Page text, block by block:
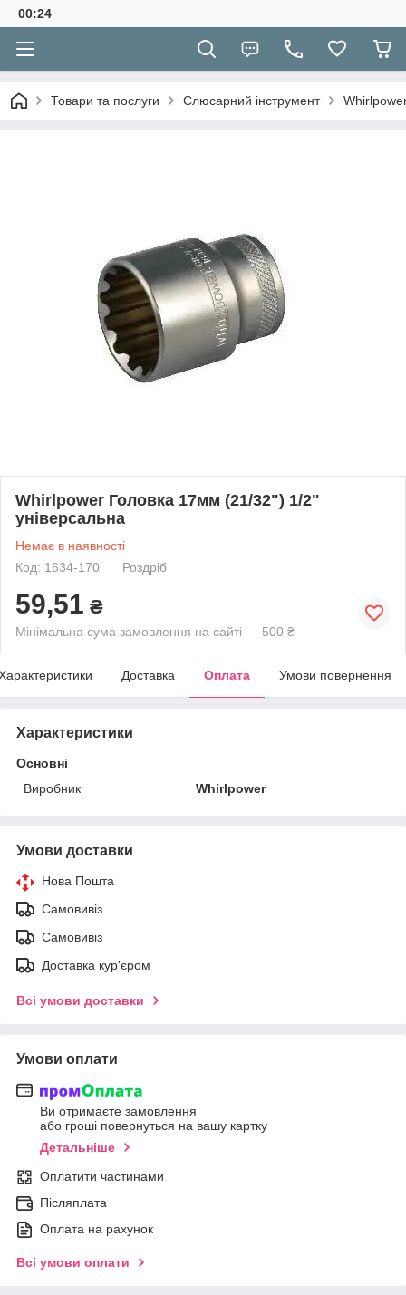
00:24
Товари та послуги Слюсарний інструмент
Whirlpower Головка 17мм (21/32") 1/2"
універсальна
Немає в наявності
Код: 1634-170
Роздріб
59,51 ₴
Мінімальна сума замовлення на сайті — 500 ₴
Доставка Оплата Умови повернення
Характеристики
Основні
Виробник
Whirlpower
Умови доставки
Нова Пошта
Самовивіз
Самовивіз
Доставка кур'єром
Всі умови доставки
Умови оплати
Ви отримаєте замовлення
або гроші повернуться на вашу картку
Детальніше
Оплатити частинами
Післяплата
Оплата на рахунок
Всі умови оплати